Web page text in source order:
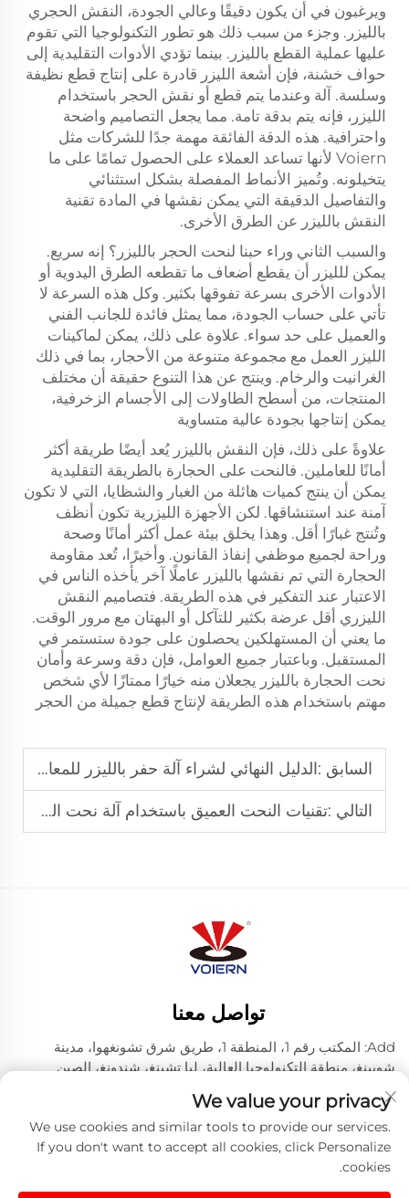
ويرغبون في أن يكون دقيقًا وعالي الجودة، النقش الحجري
بالليزر. وجزء من سبب ذلك هو تطور التكنولوجيا التي تقوم
عليها عملية القطع بالليزر. بينما تؤدي الأدوات التقليدية إلى
حواف خشنة، فإن أشعة الليزر قادرة على إنتاج قطع نظيفة
وسلسة. آلة وعندما يتم قطع أو نقش الحجر باستخدام
الليزر، فإنه يتم بدقة تامة. مما يجعل التصاميم واضحة
واحترافية. هذه الدقة الفائقة مهمة جدًا للشركات مثل
Voiern لأنها تساعد العملاء على الحصول تمامًا على ما
يتخيلونه. وتُميز الأنماط المفصلة بشكل استثنائي
والتفاصيل الدقيقة التي يمكن نقشها في المادة تقنية
النقش بالليزر عن الطرق الأخرى.
والسبب الثاني وراء حبنا لنحت الحجر بالليزر؟ إنه سريع.
يمكن للليزر أن يقطع أضعاف ما تقطعه الطرق اليدوية أو
الأدوات الأخرى بسرعة تفوقها بكثير. وكل هذه السرعة لا
تأتي على حساب الجودة، مما يمثل فائدة للجانب الفني
والعميل على حد سواء. علاوة على ذلك، يمكن لماكينات
الليزر العمل مع مجموعة متنوعة من الأحجار، بما في ذلك
الغرانيت والرخام. وينتج عن هذا التنوع حقيقة أن مختلف
المنتجات، من أسطح الطاولات إلى الأجسام الزخرفية،
يمكن إنتاجها بجودة عالية متساوية
علاوةً على ذلك، فإن النقش بالليزر يُعد أيضًا طريقة أكثر
أمانًا للعاملين. فالنحت على الحجارة بالطريقة التقليدية
يمكن أن ينتج كميات هائلة من الغبار والشظايا، التي لا تكون
آمنة عند استنشاقها. لكن الأجهزة الليزرية تكون أنظف
وتُنتج غبارًا أقل. وهذا يخلق بيئة عمل أكثر أمانًا وصحة
وراحة لجميع موظفي إنفاذ القانون. وأخيرًا، تُعد مقاومة
الحجارة التي تم نقشها بالليزر عاملًا آخر يأخذه الناس في
الاعتبار عند التفكير في هذه الطريقة. فتصاميم النقش
الليزري أقل عرضة بكثير للتآكل أو البهتان مع مرور الوقت.
ما يعني أن المستهلكين يحصلون على جودة ستستمر في
المستقبل. وباعتبار جميع العوامل، فإن دقة وسرعة وأمان
نحت الحجارة بالليزر يجعلان منه خيارًا ممتازًا لأي شخص
مهتم باستخدام هذه الطريقة لإنتاج قطع جميلة من الحجر
السابق :الدليل النهائي لشراء آلة حفر بالليزر للمعادن
التالي :تقنيات النحت العميق باستخدام آلة نحت الخشب بالليزر
تواصل معنا
Add: المكتب رقم 1، المنطقة 1، طريق شرق تشونغهوا، مدينة
شويينغ، منطقة التكنولوجيا العالية، ليا تشينغ، شندونغ، الصين
هاتف:+86-635 8512218
البريد الإلكتروني:[email protected]
We value your privacy
We use cookies and similar tools to provide our services.
If you don't want to accept all cookies, click Personalize
cookies.